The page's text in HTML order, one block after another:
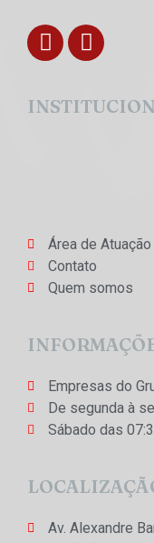
Área de Atuação
Contato
Quem somos
Empresas do
De segunda à
Sábado das
Av. Alexandre